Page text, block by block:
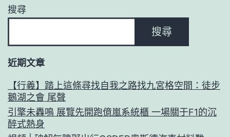
搜尋
搜尋
近期文章
【行義】踏上這條尋找自我之路找九宮格空間：徒步
鵝湖之會 尾聲
引擎未轟鳴 展覽先開跑億嵐系統櫃 一場關于F1的沉
醉式熱身